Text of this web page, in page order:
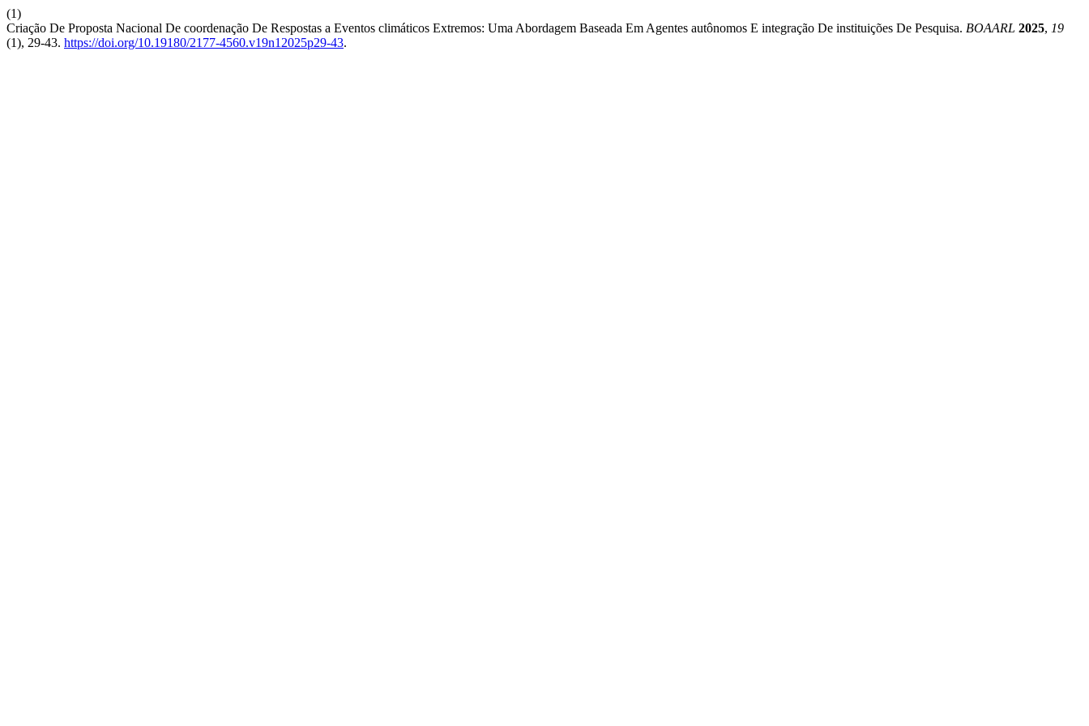
(1)
Criação De Proposta Nacional De coordenação De Respostas a Eventos climáticos Extremos: Uma Abordagem Baseada Em Agentes autônomos E integração De instituições De Pesquisa. BOAARL 2025, 19
(1), 29-43. https://doi.org/10.19180/2177-4560.v19n12025p29-43.